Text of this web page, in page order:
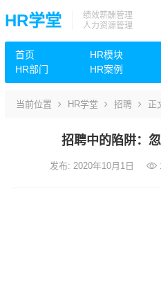
HR学堂
绩效薪酬管理
人力资源管理
首页 HR模块
HR部门
HR案例
当前位置 HR学堂 招聘 正
招聘中的陷阱：
发布: 2020年10月1日